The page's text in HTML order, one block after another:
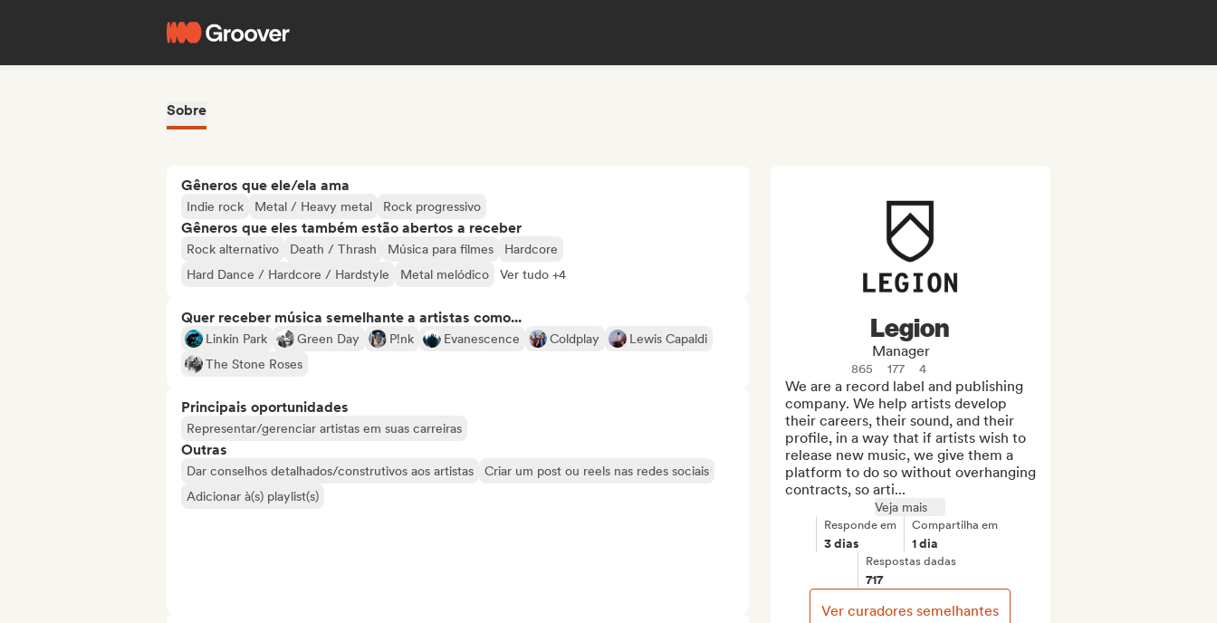
Sobre
Gêneros que ele/ela ama
Indie rock Metal / Heavy metal Rock progressivo
Gêneros que eles também estão abertos a receber
Rock alternativo Death / Thrash Música para filmes
Hardcore
Hard Dance / Hardcore / Hardstyle
Metal melódico Ver tudo +4
Quer receber música semelhante a artistas como...
Linkin Park Green Day P!nk Evanescence Coldplay
Lewis Capaldi
The Stone Roses
Principais oportunidades
Representar/gerenciar artistas em suas carreiras
Outras
Dar conselhos detalhados/construtivos aos artistas
Criar um post ou reels nas redes sociais
Adicionar à(s) playlist(s)
Legion
Manager
865 177 4
We are a record label and publishing
company. We help artists develop
their careers, their sound, and their
profile, in a way that if artists wish to
release new music, we give them a
platform to do so without overhanging
contracts, so arti...
Veja mais
Responde em
3 dias
Compartilha em
1 dia
Respostas dadas
717
Ver curadores semelhantes